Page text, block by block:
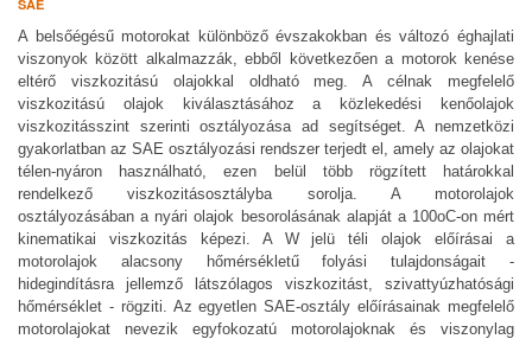
SAE
A belsőégésű motorokat különböző évszakokban és változó éghajlati
viszonyok között alkalmazzák, ebből következően a motorok kenése
eltérő viszkozitásúolajokkal oldható meg. A célnak megfelelő
viszkozitású olajok kiválasztásához a közlekedési kenőolajok
viszkozitásszint szerinti osztályozása ad segítséget. A nemzetközi
gyakorlatban az SAE osztályozási rendszer terjedt el, amely az olajokat
télen-nyáron használható, ezen belül több rögzített határokkal
rendelkezőviszkozitásosztályba sorolja. A motorolajok
osztályozásában a nyári olajok besorolásának alapját a 100oC-on mért
kinematikai viszkozitás képezi. A W jelü téli olajok előírásai a
motorolajok alacsony hőmérsékletű folyási tulajdonságait -
hidegindításra jellemző látszólagos viszkozitást, szivattyúzhatósági
hőmérséklet - rögziti. Az egyetlen SAE-osztály előírásainak megfelelő
motorolajokat nevezik egyfokozatú motorolajoknak és viszonylag